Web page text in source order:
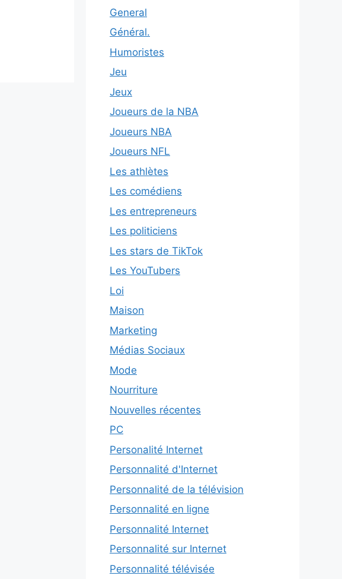
General
Général.
Humoristes
Jeu
Jeux
Joueurs de la NBA
Joueurs NBA
Joueurs NFL
Les athlètes
Les comédiens
Les entrepreneurs
Les politiciens
Les stars de TikTok
Les YouTubers
Loi
Maison
Marketing
Médias Sociaux
Mode
Nourriture
Nouvelles récentes
PC
Personalité Internet
Personnalité d'Internet
Personnalité de la télévision
Personnalité en ligne
Personnalité Internet
Personnalité sur Internet
Personnalité télévisée